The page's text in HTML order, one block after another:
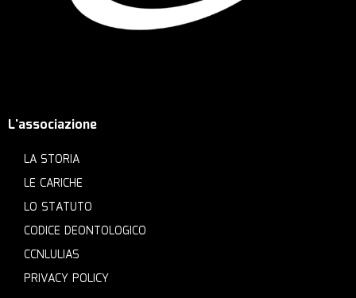
L'associazione
LA STORIA
LE CARICHE
LO STATUTO
CODICE DEONTOLOGICO
CCNLULIAS
PRIVACY POLICY